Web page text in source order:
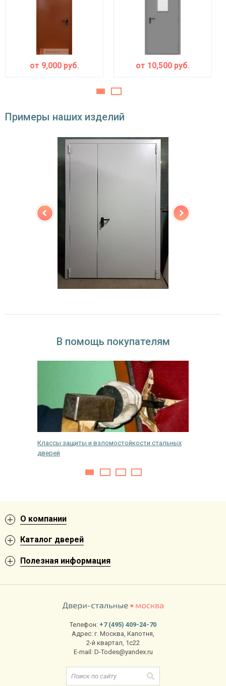
от 9,000руб. от 10,500 руб.
Примеры наших изделий
В помощь покупателям
Классы защиты и взломостойкости стальных
дверей
О компании
Каталог дверей
Полезная информация
Телефон: +7 (495) 409-24-70
Адрес: г. Москва, Капотня,
2-й квартал, 1с22
E-mail: D-Todes@yandex.ru